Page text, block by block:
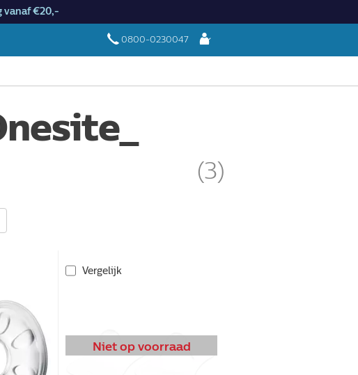
vanaf €20,-
0800-0230047 Aanmelden
(3)
Vergelijk
Niet op voorraad